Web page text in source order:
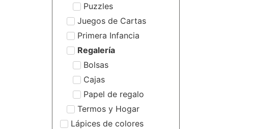
Puzzles
Juegos de Cartas
Primera Infancia
Regalería
Bolsas
Cajas
Papel de regalo
Termos y Hogar
Lápices de colores